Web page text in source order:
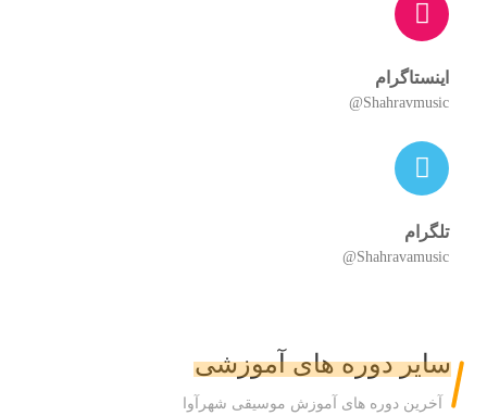
اینستاگرام
Shahravmusic@
تلگرام
Shahravamusic@
سایر دوره های آموزشی
آخرین دوره های آموزش موسیقی شهرآوا